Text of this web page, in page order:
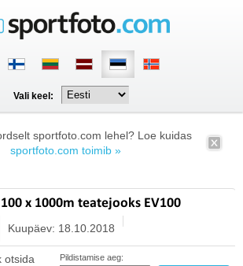
Vali keel:
sportfoto.com lehel? Loe kuidas
sportfoto.com toimib »
x 1000m teatejooks EV100
Kuupäev: 18.10.2018
otsida
Pildistamise aeg: